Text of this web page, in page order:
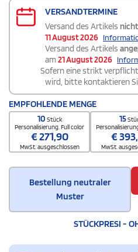
VERSANDTERMINE
Versand des Artikels
11 August 2026
Versand des Artikels
am 21 August 2026
Sofern eine strikt
wird, bitte kontaktieren
EMPFOHLENDE MENGE
10 Stück
Personalisierung. Full color
€271,90
MwSt. ausgeschlossen
15
€
MwSt.
Bestellung neutraler
Muster
STÜCKPRESI -